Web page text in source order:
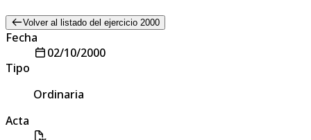
Volver al listado del ejercicio 2000
Fecha
02/10/2000
Tipo
Ordinaria
Acta